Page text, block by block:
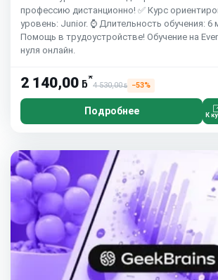
профессию дистанционно! ✅ Курс
уровень: Junior. ⌚ Длительность обучения: 6
Помощь в трудоустройстве! Обучение на
нуля онлайн.
2 140,00 ƃ*
4 530,00ƃ −53%
Подробнее К